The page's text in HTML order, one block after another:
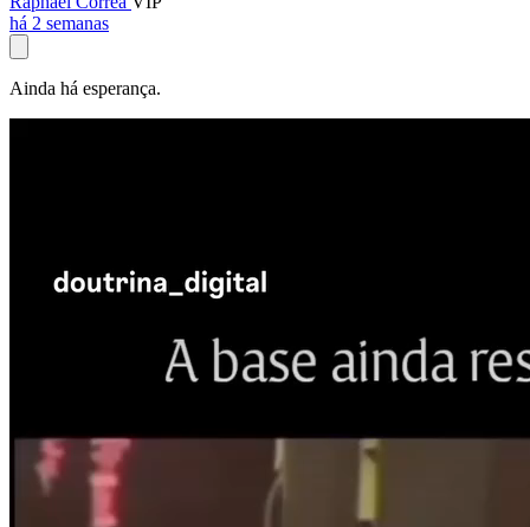
há 2 semanas
Ainda há esperança.